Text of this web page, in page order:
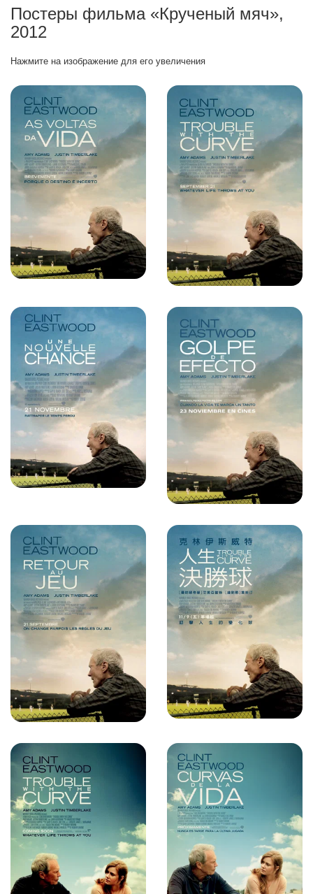
Постеры фильма «Крученый мяч»,
2012
Нажмите на изображение для его увеличения